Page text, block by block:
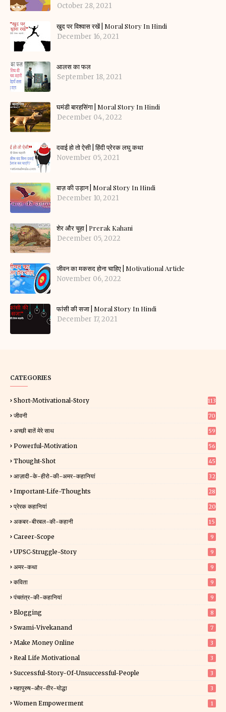
October 28, 2021
खुद पर विश्वास रखें | Moral Story In Hindi
December 16, 2021
आलस का फल
September 18, 2021
घमंडी बारहसिंगा | Moral Story In Hindi
December 04, 2022
दवाई हो तो ऐसी | हिंदी प्रेरक लघु कथा
November 05, 2021
बाज़ की उड़ान | Moral Story In Hindi
December 10, 2021
शेर और चूहा | Prerak Kahani
December 05, 2022
जीवन का मकसद होना चाहिए | Motivational Article
November 06, 2022
फांसी की सजा | Moral Story In Hindi
December 17, 2021
CATEGORIES
Short-Motivational-Story 113
जीवनी 70
अच्छी बातें मेरे साथ 59
Powerful-Motivation 56
Thought-Shot 45
आज़ादी-के-हीरो-की-अमर-कहानियां 32
Important-Life-Thoughts 28
प्रेरक कहानियां 20
अकबर-बीरबल-की-कहानी 15
Career-Scope 9
UPSC-Struggle-Story 9
अमर-कथा 9
कविता 9
पंचतंत्र-की-कहानियां 9
Blogging 8
Swami-Vivekanand 7
Make Money Online 3
Real Life Motivational 3
Successful-Story-Of-Unsuccessful-People 3
महापुरुष-और-वीर-योद्धा 3
Women Empowerment 1